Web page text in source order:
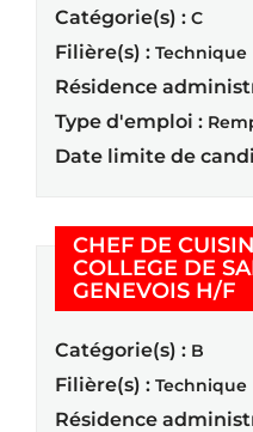
Catégorie(s) : C
Filière(s) : Technique
Résidence
Type d'emploi :
Date limite de
CHEF DE
COLLEGE DE
GENEVOIS H/F
Catégorie(s) : B
Filière(s) : Technique
Résidence